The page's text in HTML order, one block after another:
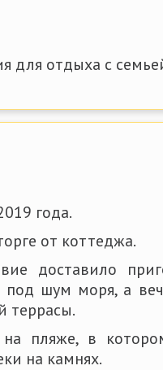
для отдыха с
года.
от коттеджа.
доставило
под шум моря, а
террасы.
пляже, в
на камнях.